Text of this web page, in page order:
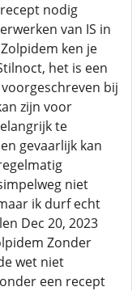
nodig
van IS in
ken je
het is een
bij
zijn voor
te
gevaarlijk kan
niet
ik durf echt
Dec 20, 2023
Zonder
wet niet
een recept